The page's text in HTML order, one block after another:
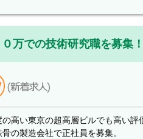
万での技術研究職を募集！
高い東京の超高層ビルでも高い評
の製造会社で正社員を募集。